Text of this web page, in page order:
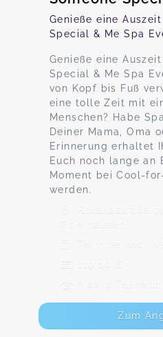
Genieße eine
Special & Me Spa
Genieße eine
Special & Me Spa
von Kopf bis Fuß
eine tolle Zeit mit
Menschen? Habe
Deiner Mama, Oma
Erinnerung erhaltet
Euch noch lange an
Moment bei Cool-
werden.
Rolandstraße
Oberhausen
Termine nach
119,00 €
Max. 2
Zum